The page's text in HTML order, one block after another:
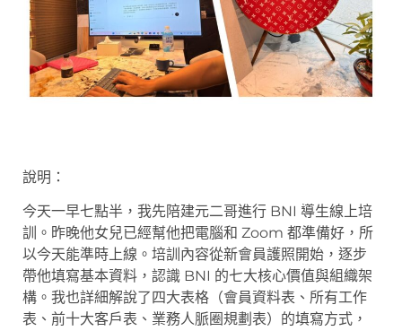
說明：
今天一早七點半，我先陪建元二哥進行 BNI 導生線上培
訓。昨晚他女兒已經幫他把電腦和 Zoom 都準備好，所
以今天能準時上線。培訓內容從新會員護照開始，逐步
帶他填寫基本資料，認識 BNI 的七大核心價值與組織架
構。我也詳細解說了四大表格（會員資料表、所有工作
表、前十大客戶表、業務人脈圈規劃表）的填寫方式，